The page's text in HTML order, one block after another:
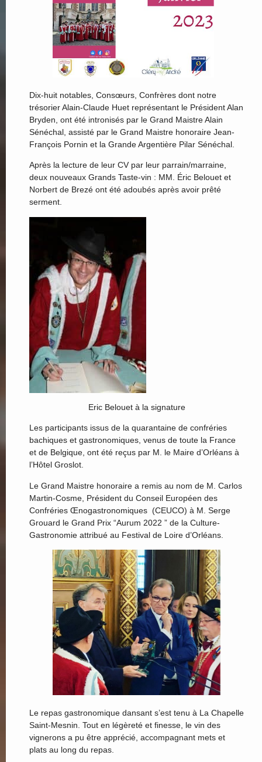
Dix-huit notables, Consœurs, Confrères dont notre
trésorier Alain-Claude Huet représentant le Président Alan
Bryden, ont été intronisés par le Grand Maistre Alain
Sénéchal, assisté par le Grand Maistre honoraire Jean-
François Pornin et la Grande Argentière Pilar Sénéchal.
Après la lecture de leur CV par leur parrain/marraine,
deux nouveaux Grands Taste-vin : MM. Éric Belouet et
Norbert de Brezé ont été adoubés après avoir prêté
serment.
Eric Belouet à la signature
Les participants issus de la quarantaine de confréries
bachiques et gastronomiques, venus de toute la France
et de Belgique, ont été reçus par M. le Maire d’Orléans à
l’Hôtel Groslot.
Le Grand Maistre honoraire a remis au nom de M. Carlos
Martin-Cosme, Président du Conseil Européen des
Confréries Œnogastronomiques (CEUCO) à M. Serge
Grouard le Grand Prix “Aurum 2022 ” de la Culture-
Gastronomie attribué au Festival de Loire d’Orléans.
Le repas gastronomique dansant s’est tenu à La Chapelle
Saint-Mesnin. Tout en légèreté et finesse, le vin des
vignerons a pu être apprécié, accompagnant mets et
plats au long du repas.